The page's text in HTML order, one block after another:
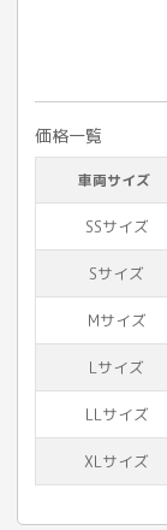
価格一覧
車両サイズ
SSサイズ
Sサイズ
Mサイズ
Lサイズ
LLサイズ
XLサイズ